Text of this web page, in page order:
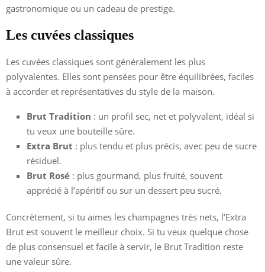
gastronomique ou un cadeau de prestige.
Les cuvées classiques
Les cuvées classiques sont généralement les plus
polyvalentes. Elles sont pensées pour être équilibrées, faciles
à accorder et représentatives du style de la maison.
Brut Tradition : un profil sec, net et polyvalent, idéal si
tu veux une bouteille sûre.
Extra Brut : plus tendu et plus précis, avec peu de sucre
résiduel.
Brut Rosé : plus gourmand, plus fruité, souvent
apprécié à l’apéritif ou sur un dessert peu sucré.
Concrètement, si tu aimes les champagnes très nets, l’Extra
Brut est souvent le meilleur choix. Si tu veux quelque chose
de plus consensuel et facile à servir, le Brut Tradition reste
une valeur sûre.